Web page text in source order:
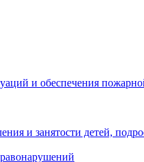
и обеспечения
и занятости детей,